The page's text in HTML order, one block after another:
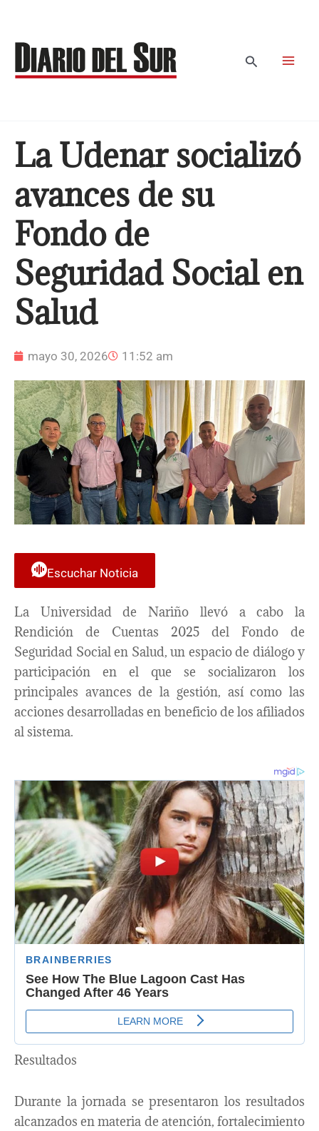
contenido
Buscar
La Udenar socializó
avances de su
Fondo de
Seguridad Social en
Salud
mayo 30, 2026 11:52 am
Escuchar Noticia
La Universidad de Nariño llevó a cabo la
Rendición de Cuentas 2025 del Fondo de
Seguridad Social en Salud, un espacio de diálogo y
participación en el que se socializaron los
principales avances de la gestión, así como las
acciones desarrolladas en beneficio de los afiliados
al sistema.
Resultados
Durante la jornada se presentaron los resultados
alcanzados en materia de atención, fortalecimiento